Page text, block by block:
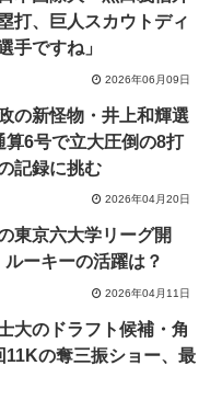
打、巨人スカウトディ
手ですね」
2026年06月09日
の新怪物・井上和輝選
算6号で立大圧倒の8打
記録に挑む
2026年04月20日
東京六大学リーグ開
ーキーの活躍は？
2026年04月11日
大のドラフト候補・角
11Kの奪三振ショー、最